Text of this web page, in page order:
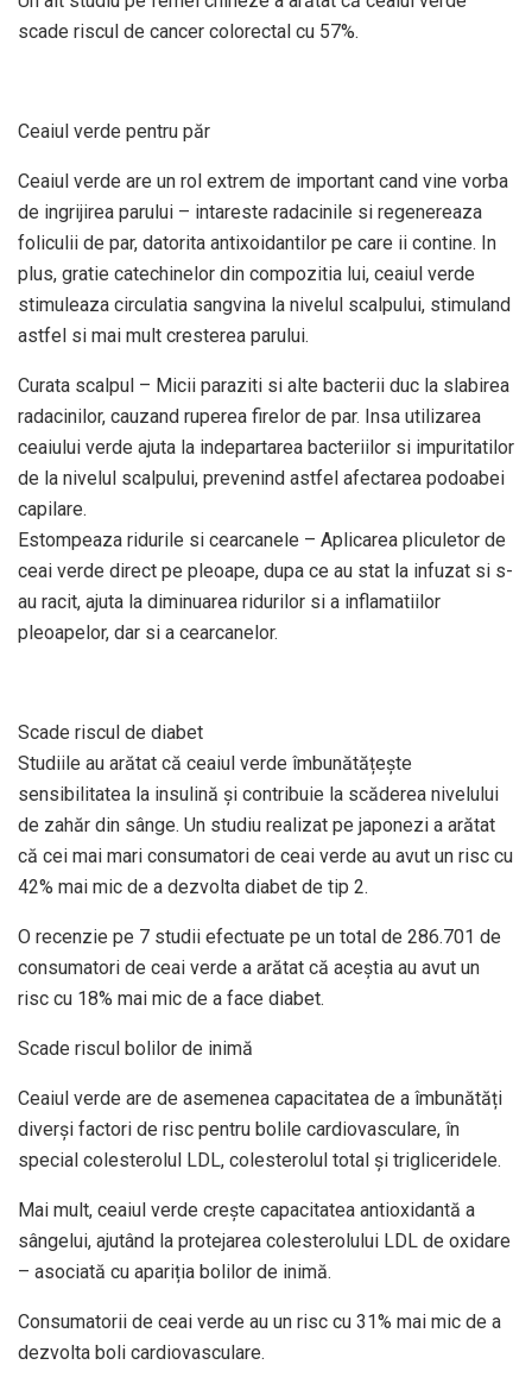
scade riscul de cancer colorectal cu 57%.
Ceaiul verde pentru păr
Ceaiul verde are un rol extrem de important cand vine vorba
de ingrijirea parului – intareste radacinile si regenereaza
foliculii de par, datorita antixoidantilor pe care ii contine. In
plus, gratie catechinelor din compozitia lui, ceaiul verde
stimuleaza circulatia sangvina la nivelul scalpului, stimuland
astfel si mai mult cresterea parului.
Curata scalpul – Micii paraziti si alte bacterii duc la slabirea
radacinilor, cauzand ruperea firelor de par. Insa utilizarea
ceaiului verde ajuta la indepartarea bacteriilor si impuritatilor
de la nivelul scalpului, prevenind astfel afectarea podoabei
capilare.
Estompeaza ridurile si cearcanele – Aplicarea pliculetor de
ceai verde direct pe pleoape, dupa ce au stat la infuzat si s-
au racit, ajuta la diminuarea ridurilor si a inflamatiilor
pleoapelor, dar si a cearcanelor.
Scade riscul de diabet
Studiile au arătat că ceaiul verde îmbunătățește
sensibilitatea la insulină și contribuie la scăderea nivelului
de zahăr din sânge. Un studiu realizat pe japonezi a arătat
că cei mai mari consumatori de ceai verde au avut un risc cu
42% mai mic de a dezvolta diabet de tip 2.
O recenzie pe 7 studii efectuate pe un total de 286.701 de
consumatori de ceai verde a arătat că aceștia au avut un
risc cu 18% mai mic de a face diabet.
Scade riscul bolilor de inimă
Ceaiul verde are de asemenea capacitatea de a îmbunătăți
diverși factori de risc pentru bolile cardiovasculare, în
special colesterolul LDL, colesterolul total și trigliceridele.
Mai mult, ceaiul verde crește capacitatea antioxidantă a
sângelui, ajutând la protejarea colesterolului LDL de oxidare
– asociată cu apariția bolilor de inimă.
Consumatorii de ceai verde au un risc cu 31% mai mic de a
dezvolta boli cardiovasculare.